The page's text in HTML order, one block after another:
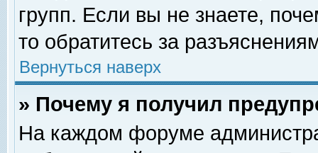
групп. Если вы не знаете,
то обратитесь за
Вернуться наверх
» Почему я получил
На каждом форуме